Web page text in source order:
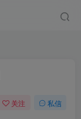
关注 私信